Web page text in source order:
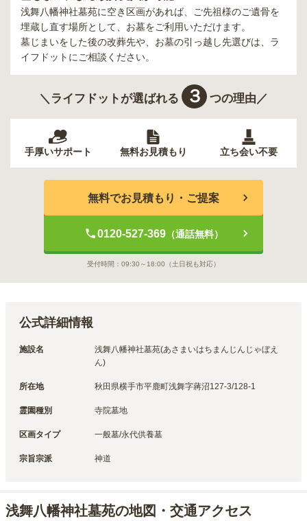
浅舞八幡神社墓苑に空き区画があれば、ご先祖様のご遺骨を
埋蔵し直す場所として、お墓をご利用いただけます。
墓じまいをした後の改葬先や、お墓の引っ越し先選びは、ラ
イフドットにご相談ください。
＼ライフドットが選ばれる ３ つの理由／
手厚いサポート 無料お見積もり 立ち会い不要
無料でお見積もり・ご提案
0120-527-369（通話無料）
受付時間： 09:30～18:00 （土日祝も対応）
公式詳細情報
施設名
浅舞八幡神社墓苑(あさまいはちまんじんじゃぼえ
ん)
所在地 秋田県横手市平鹿町浅舞字蔣沼127-3/128-1
霊園種別 寺院墓地
区画タイプ 一般墓/永代供養墓
宗旨宗派 神道
浅舞八幡神社墓苑の地図・交通アクセス